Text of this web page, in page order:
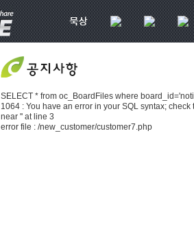
SELECT * from oc_BoardFiles where
1064 : You have an error in your SQL syntax;
near '' at line 3
error file : /new_customer/customer7.php